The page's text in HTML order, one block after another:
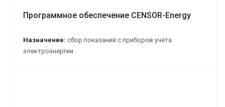
Программное обеспечение CENSOR-Energy
Назначение: сбор показаний с приборов учёта
электроэнергии